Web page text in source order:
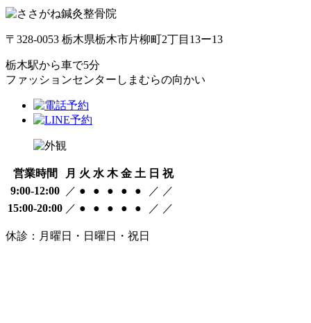
〒328-0053 栃木県栃木市片柳町2丁目13ー13
栃木駅から車で5分
ファッションセンターしまむらの向かい
営業時間 月 火 水 木 金 土 日 祝
9:00-12:00
／ ● ● ● ● ● ／ ／
15:00-20:00 ／ ● ● ● ● ● ／ ／
休診：月曜日・日曜日・祝日